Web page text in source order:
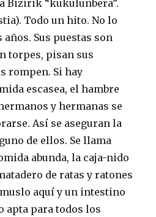
Bizirik “kukulunbera”.
Todo un hito. No lo
Sus puestas son
torpes, pisan sus
rompen. Si hay
escasea, el hambre
y hermanas se
Así se aseguran la
de ellos. Se llama
abunda, la caja-nido
de ratas y ratones
aquí y un intestino
apta para todos los